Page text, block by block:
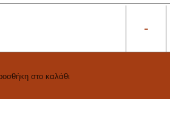
-
στο καλάθι